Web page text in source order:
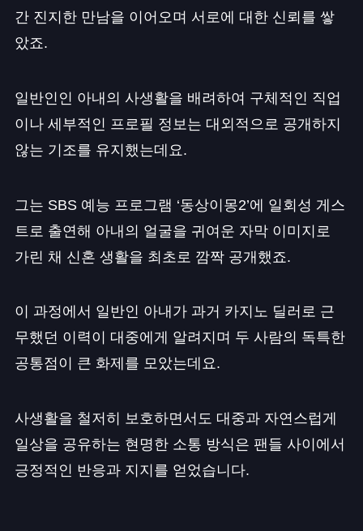
간 진지한 만남을 이어오며 서로에 대한 신뢰를 쌓
았죠.
일반인인 아내의 사생활을 배려하여 구체적인 직업
이나 세부적인 프로필 정보는 대외적으로 공개하지
않는 기조를 유지했는데요.
그는 SBS 예능 프로그램 ‘동상이몽2’에 일회성 게스
트로 출연해 아내의 얼굴을 귀여운 자막 이미지로
가린 채 신혼 생활을 최초로 깜짝 공개했죠.
이 과정에서 일반인 아내가 과거 카지노 딜러로 근
무했던 이력이 대중에게 알려지며 두 사람의 독특한
공통점이 큰 화제를 모았는데요.
사생활을 철저히 보호하면서도 대중과 자연스럽게
일상을 공유하는 현명한 소통 방식은 팬들 사이에서
긍정적인 반응과 지지를 얻었습니다.